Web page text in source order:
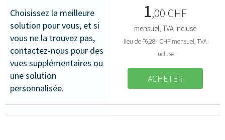
Choisissez la meilleure
solution pour vous, et si
vous ne la trouvez pas,
contactez-nous pour des
vues supplémentaires ou
une solution
personnalisée.
1,00 CHF
mensuel, TVA incluse
lieu de"6,28"CHF mensuel, TVA
incluse
ACHETER